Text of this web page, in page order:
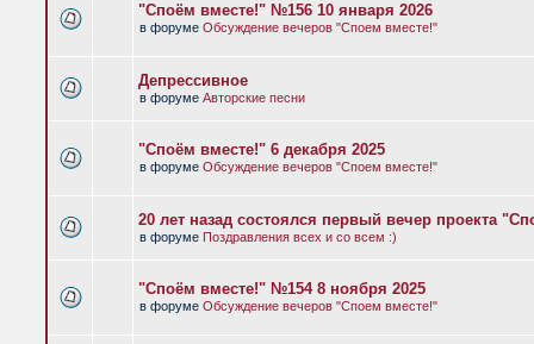
"Споём вместе!" №156 10 января 2026
в форуме Обсуждение вечеров "Споем вместе!"
Депрессивное
в форуме Авторские песни
"Споём вместе!" 6 декабря 2025
в форуме Обсуждение вечеров "Споем вместе!"
20 лет назад состоялся первый вечер проекта
в форуме Поздравления всех и со всем :)
"Споём вместе!" №154 8 ноября 2025
в форуме Обсуждение вечеров "Споем вместе!"